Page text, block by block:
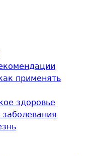
применять
здоровье